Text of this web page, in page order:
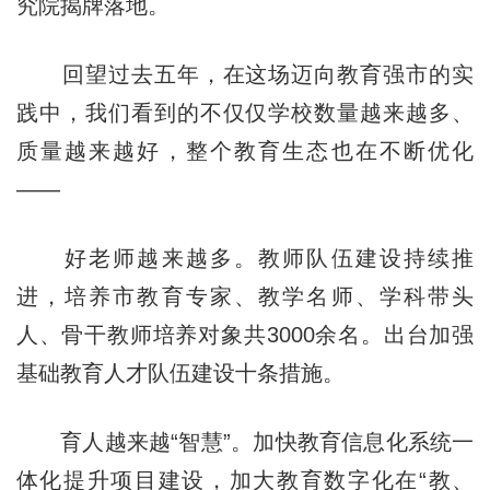
究院揭牌落地。
回望过去五年，在这场迈向教育强市的实
践中，我们看到的不仅仅学校数量越来越多、
质量越来越好，整个教育生态也在不断优化
——
好老师越来越多。教师队伍建设持续推
进，培养市教育专家、教学名师、学科带头
人、骨干教师培养对象共3000余名。出台加强
基础教育人才队伍建设十条措施。
育人越来越“智慧”。加快教育信息化系统一
体化提升项目建设，加大教育数字化在“教、